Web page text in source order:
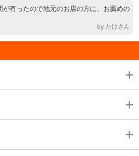
有ったので地元のお店の方に、お薦めの
by たけさん